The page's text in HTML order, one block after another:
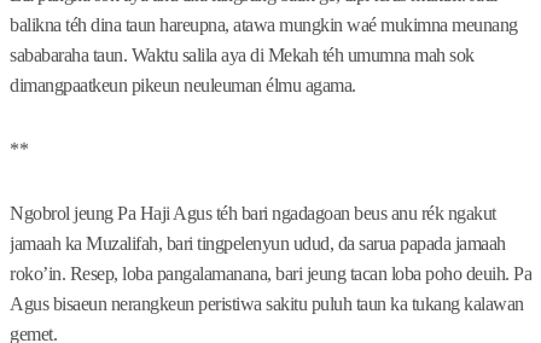
balikna téh dina taun hareupna, atawa mungkin waé mukimna meunang
sababaraha taun. Waktu salila aya di Mekah téh umumna mah sok
dimangpaatkeun pikeun neuleuman élmu agama.
**
Ngobrol jeung Pa Haji Agus téh bari ngadagoan beus anu rék ngakut
jamaah ka Muzalifah, bari tingpelenyun udud, da sarua papada jamaah
roko’in. Resep, loba pangalamanana, bari jeung tacan loba poho deuih. Pa
Agus bisaeun nerangkeun peristiwa sakitu puluh taun ka tukang kalawan
gemet.